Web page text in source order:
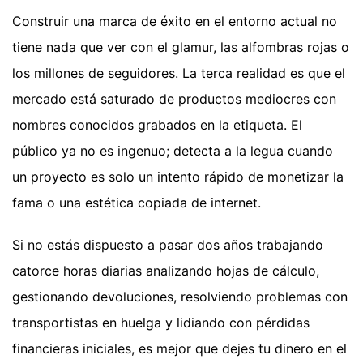
Construir una marca de éxito en el entorno actual no
tiene nada que ver con el glamur, las alfombras rojas o
los millones de seguidores. La terca realidad es que el
mercado está saturado de productos mediocres con
nombres conocidos grabados en la etiqueta. El
público ya no es ingenuo; detecta a la legua cuando
un proyecto es solo un intento rápido de monetizar la
fama o una estética copiada de internet.
Si no estás dispuesto a pasar dos años trabajando
catorce horas diarias analizando hojas de cálculo,
gestionando devoluciones, resolviendo problemas con
transportistas en huelga y lidiando con pérdidas
financieras iniciales, es mejor que dejes tu dinero en el